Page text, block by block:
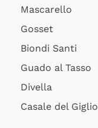
Mascarello
Gosset
Biondi Santi
Guado al Tasso
Divella
Casale del Giglio